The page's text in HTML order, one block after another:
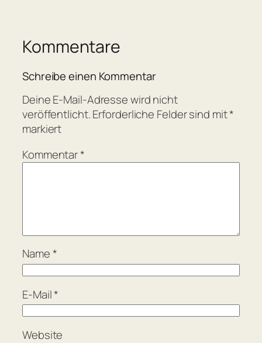
Kommentare
Schreibe einen Kommentar
Deine E-Mail-Adresse wird nicht
veröffentlicht.Erforderliche Felder sind mit*
markiert
Kommentar*
Name*
E-Mail*
Website